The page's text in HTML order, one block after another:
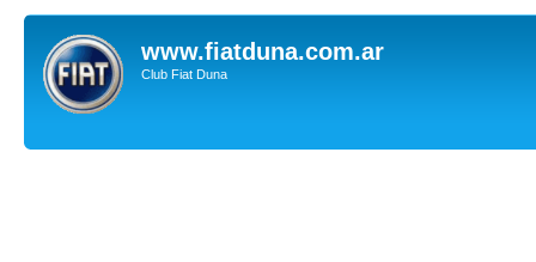
www.fiatduna.com.ar
Club Fiat Duna